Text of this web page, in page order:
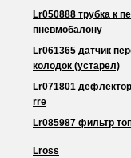
Lr050888 трубка к
пневмобалону
Lr061365 датчик
колодок (устарел)
Lr071801
rre
Lr085987 фильтр
Lross